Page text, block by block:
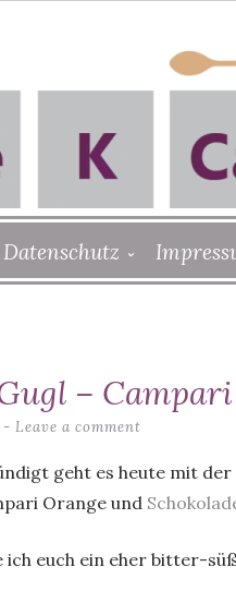
Datenschutz
–
Leave a comment
geht es heute mit
Orange und
ich euch ein eher bitter-